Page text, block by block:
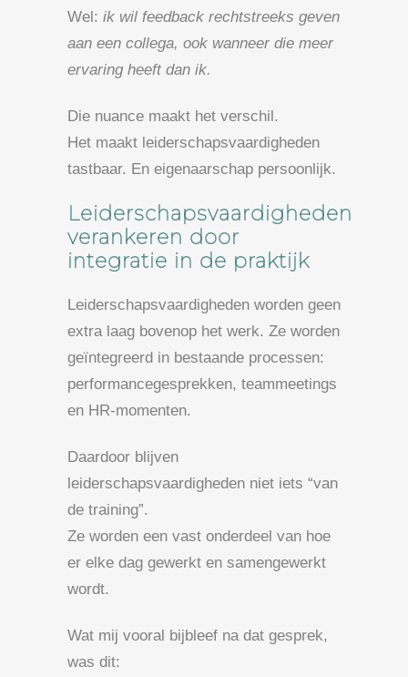
Wel: ik wil feedback rechtstreeks geven
aan een collega, ook wanneer die meer
ervaring heeft dan ik.
Die nuance maakt het verschil.
Het maakt leiderschapsvaardigheden
tastbaar. En eigenaarschap persoonlijk.
Leiderschapsvaardigheden
verankeren door
integratie in de praktijk
Leiderschapsvaardigheden worden geen
extra laag bovenop het werk. Ze worden
geïntegreerd in bestaande processen:
performancegesprekken, teammeetings
en HR-momenten.
Daardoor blijven
leiderschapsvaardigheden niet iets “van
de training”.
Ze worden een vast onderdeel van hoe
er elke dag gewerkt en samengewerkt
wordt.
Wat mij vooral bijbleef na dat gesprek,
was dit: